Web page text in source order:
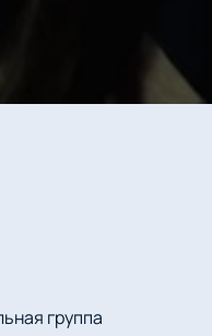
группа